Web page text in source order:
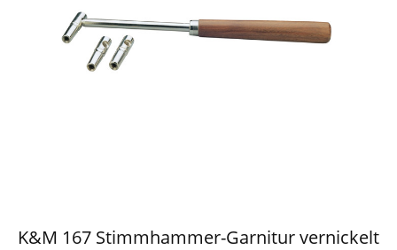
K&M 167 Stimmhammer-Garnitur vernickelt